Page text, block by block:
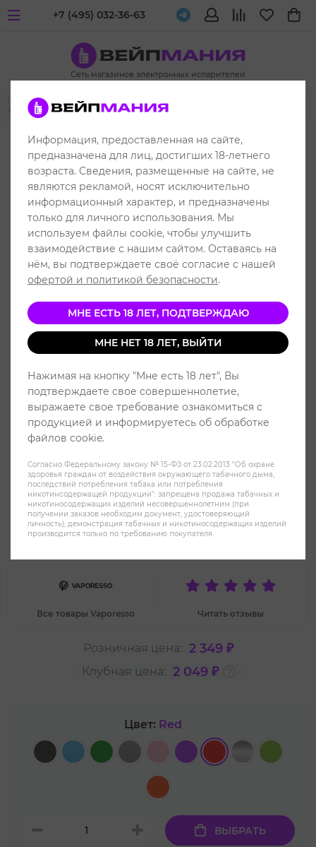
Сеть магазинов электронных испарителей
+7 (495) 032-36-63
Главная Многоразовые POD-системы
XROS 2
Vaporesso XROS 2 1000mAh Pod
Kit - Cherry Red
Все товары Vaporesso Читать отзывы
Розничная цена: 2 349 ₽
Клубная цена: 2 049 ₽
Цвет: Red
ВЫБРАТЬ
Информация, предоставленная на сайте,
предназначена для лиц, достигших 18-летнего
возраста. Сведения, размещенные на сайте, не
являются рекламой, носят исключительно
информационный характер, и предназначены
только для личного использования. Мы
используем файлы cookie, чтобы улучшить
взаимодействие с нашим сайтом. Оставаясь на
нём, вы подтверждаете своё согласие с нашей
офертой и политикой безопасности.
МНЕ ЕСТЬ 18 ЛЕТ, ПОДТВЕРЖДАЮ
МНЕ НЕТ 18 ЛЕТ, ВЫЙТИ
Нажимая на кнопку "Мне есть 18 лет", Вы
подтверждаете свое совершеннолетие,
выражаете свое требование ознакомиться с
продукцией и информируетесь об обработке
файлов cookie.
Согласно Федеральному закону № 15-ФЗ от 23.02.2013 "Об охране
здоровья граждан от воздействия окружающего табачного дыма,
последствий потребления табака или потребления
никотинсодержащей продукции": запрещена продажа табачных и
никотиносодержащих изделий несовершеннолетним (при
получении заказов необходим документ, удостоверяющий
личность); демонстрация табачных и никотиносодержащих изделий
производится только по требованию покупателя.